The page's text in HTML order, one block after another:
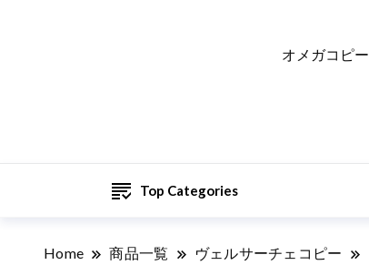
オメガコピー
Top Categories
Home 商品一覧 ヴェルサーチェコピー